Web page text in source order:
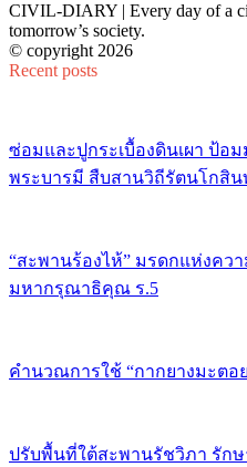
CIVIL-DIARY | Every day of a
tomorrow’s society.
© copyright 2026
Recent posts
ซ่อมและปูกระเบื้องดินเผา ป้อ
พระบารมี สืบสานวิถีรัตนโกสิน
“สะพานร้องไห้” มรดกแห่งคว
มหากรุณาธิคุณ ร.5
คำนวณการใช้ “กากยางมะตอย
ปรับพื้นที่ใต้สะพานรัชวิภา รักษ